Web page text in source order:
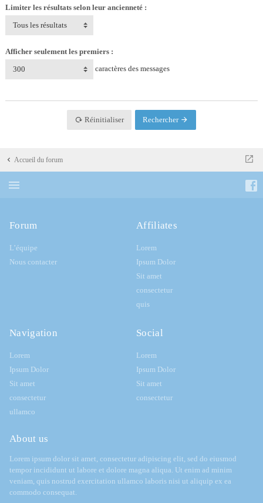
Limiter les résultats selon leur ancienneté :
Tous les résultats
Afficher seulement les premiers :
300
caractères des messages
Réinitialiser Rechercher
Accueil du forum
Forum
L’équipe
Nous contacter
Affiliates
Lorem
Ipsum Dolor
Sit amet
consectetur
quis
Navigation
Lorem
Ipsum Dolor
Sit amet
consectetur
ullamco
Social
Lorem
Ipsum Dolor
Sit amet
consectetur
About us
Lorem ipsum dolor sit amet, consectetur adipiscing elit, sed do eiusmod
tempor incididunt ut labore et dolore magna aliqua. Ut enim ad minim
veniam, quis nostrud exercitation ullamco laboris nisi ut aliquip ex ea
commodo consequat.